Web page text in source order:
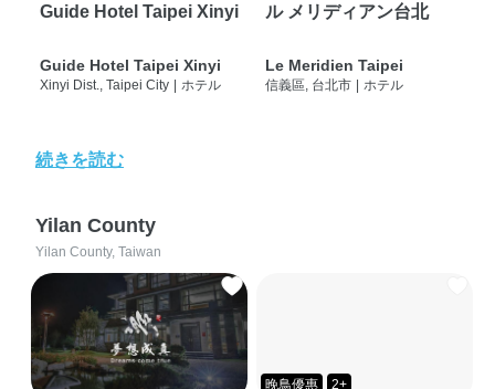
Guide Hotel Taipei Xinyi
Guide Hotel Taipei Xinyi
Xinyi Dist., Taipei City | ホテル
ル メリディアン台北
Le Meridien Taipei
信義區, 台北市 | ホテル
続きを読む
Yilan County
Yilan County, Taiwan
晚鳥優惠 2+